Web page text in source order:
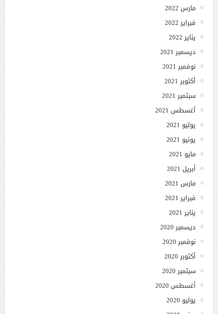
مارس 2022
فبراير 2022
يناير 2022
ديسمبر 2021
نوفمبر 2021
أكتوبر 2021
سبتمبر 2021
أغسطس 2021
يوليو 2021
يونيو 2021
مايو 2021
أبريل 2021
مارس 2021
فبراير 2021
يناير 2021
ديسمبر 2020
نوفمبر 2020
أكتوبر 2020
سبتمبر 2020
أغسطس 2020
يوليو 2020